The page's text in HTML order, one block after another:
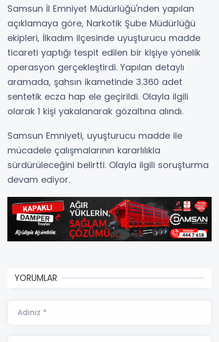
Samsun İl Emniyet Müdürlüğü'nden yapılan
açıklamaya göre, Narkotik Şube Müdürlüğü
ekipleri, İlkadım ilçesinde uyuşturucu madde
ticareti yaptığı tespit edilen bir kişiye yönelik
operasyon gerçekleştirdi. Yapılan detaylı
aramada, şahsın ikametinde 3.360 adet
sentetik ecza hap ele geçirildi. Olayla ilgili
olarak 1 kişi yakalanarak gözaltına alındı.
Samsun Emniyeti, uyuşturucu madde ile
mücadele çalışmalarının kararlılıkla
sürdürüleceğini belirtti. Olayla ilgili soruşturma
devam ediyor.
YORUMLAR
Adınız *